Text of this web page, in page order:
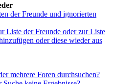
der Freunde und ignorierten
Liste der Freunde oder zur Liste
oder diese wieder aus
mehrere Foren durchsuchen?